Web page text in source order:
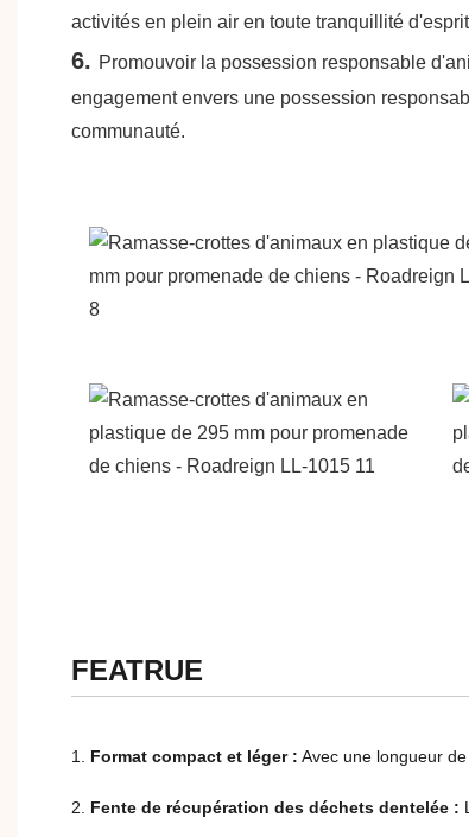
activités en plein air en toute tranquillité
6. Promouvoir la possession responsable
engagement envers une possession
communauté.
FEATRUE
1. Format compact et léger : Avec une longueur
2. Fente de récupération des déchets dentelée :